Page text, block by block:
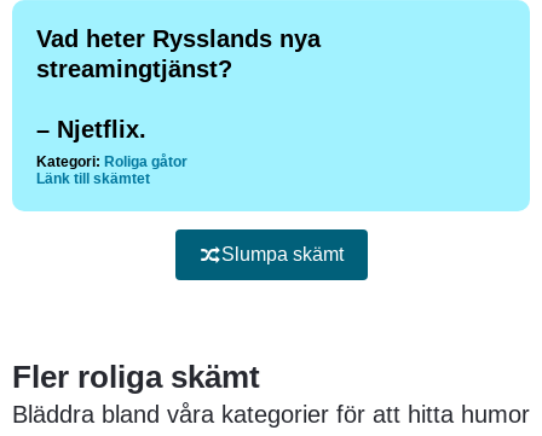
Vad heter Rysslands nya
streamingtjänst?
– Njetflix.
Kategori: Roliga gåtor
Länk till skämtet
Slumpa skämt
Fler roliga skämt
Bläddra bland våra kategorier för att hitta humor